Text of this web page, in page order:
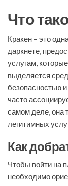
Что
Кракен – это
даркнете,
услугам,
выделяется
безопасностью
часто
самом деле, она
легитимных
Как
Чтобы войти на
необходимо